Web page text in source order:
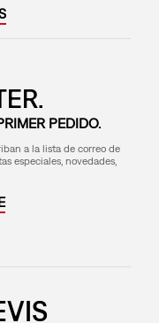
PEDIDO.
a la lista de correo de
especiales, novedades,